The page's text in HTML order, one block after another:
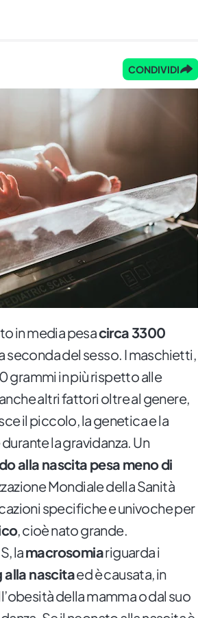
CONDIVIDI
in media pesacirca 3300
seconda del sesso. I maschietti,
grammi in più rispetto alle
altri fattori oltre al genere,
il piccolo, la genetica e la
la gravidanza. Un
alla nascita pesa meno di
Mondiale della Sanità
specifiche e univoche per
, cioè nato grande.
lamacrosomiariguarda i
alla nascitaed è causata, in
della mamma o dal suo